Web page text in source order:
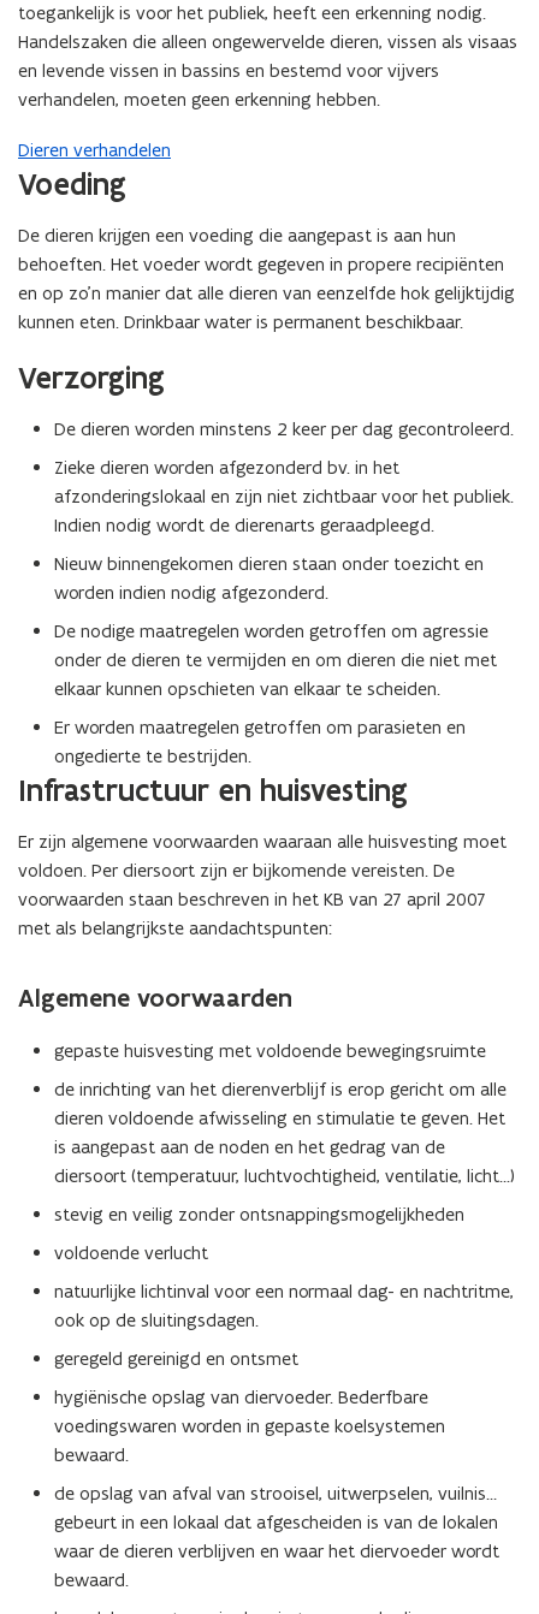
toegankelijk is voor het publiek, heeft een erkenning nodig.
Handelszaken die alleen ongewervelde dieren, vissen als visaas
en levende vissen in bassins en bestemd voor vijvers
verhandelen, moeten geen erkenning hebben.
Dieren verhandelen
Voeding
De dieren krijgen een voeding die aangepast is aan hun
behoeften. Het voeder wordt gegeven in propere recipiënten
en op zo’n manier dat alle dieren van eenzelfde hok gelijktijdig
kunnen eten. Drinkbaar water is permanent beschikbaar.
Verzorging
De dieren worden minstens 2 keer per dag gecontroleerd.
Zieke dieren worden afgezonderd bv. in het
afzonderingslokaal en zijn niet zichtbaar voor het publiek.
Indien nodig wordt de dierenarts geraadpleegd.
Nieuw binnengekomen dieren staan onder toezicht en
worden indien nodig afgezonderd.
De nodige maatregelen worden getroffen om agressie
onder de dieren te vermijden en om dieren die niet met
elkaar kunnen opschieten van elkaar te scheiden.
Er worden maatregelen getroffen om parasieten en
ongedierte te bestrijden.
Infrastructuur en huisvesting
Er zijn algemene voorwaarden waaraan alle huisvesting moet
voldoen. Per diersoort zijn er bijkomende vereisten. De
voorwaarden staan beschreven in het KB van 27 april 2007
met als belangrijkste aandachtspunten:
Algemene voorwaarden
gepaste huisvesting met voldoende bewegingsruimte
de inrichting van het dierenverblijf is erop gericht om alle
dieren voldoende afwisseling en stimulatie te geven. Het
is aangepast aan de noden en het gedrag van de
diersoort (temperatuur, luchtvochtigheid, ventilatie, licht...)
stevig en veilig zonder ontsnappingsmogelijkheden
voldoende verlucht
natuurlijke lichtinval voor een normaal dag- en nachtritme,
ook op de sluitingsdagen.
geregeld gereinigd en ontsmet
hygiënische opslag van diervoeder. Bederfbare
voedingswaren worden in gepaste koelsystemen
bewaard.
de opslag van afval van strooisel, uitwerpselen, vuilnis…
gebeurt in een lokaal dat afgescheiden is van de lokalen
waar de dieren verblijven en waar het diervoeder wordt
bewaard.